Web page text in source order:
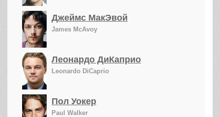
Джеймс МакЭвой
James McAvoy
Леонардо ДиКаприо
Leonardo DiCaprio
Пол Уокер
Paul Walker